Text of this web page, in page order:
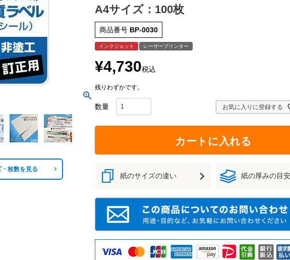
枚数を見る
A4サイズ：100枚
商品番号 BP-0030
インクジェット レーザープリンター
¥4,730税込
残りわずかです。
お気に入りに登録する
カートに入れる
紙のサイズの違い 紙の厚みの目安